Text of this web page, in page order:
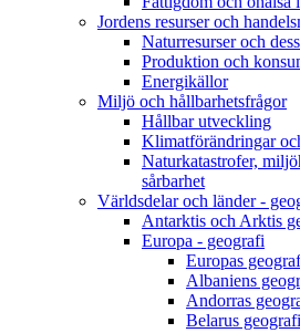
Jordens resurser och
Naturresurser och
Produktion och
Energikällor
Miljö och hållbarhetsfrågor
Hållbar utveckling
Klimatförändringar
Naturkatastrofer,
sårbarhet
Världsdelar och länder -
Antarktis och Arktis
Europa - geografi
Europas
Albaniens
Andorras
Belarus geografi